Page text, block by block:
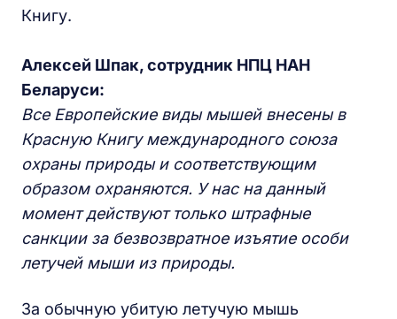
Книгу.
Алексей Шпак, сотрудник НПЦ НАН
Беларуси:
Все Европейские виды мышей внесены в
Красную Книгу международного союза
охраны природы и соответствующим
образом охраняются. У нас на данный
момент действуют только штрафные
санкции за безвозвратное изъятие особи
летучей мыши из природы.
За обычную убитую летучую мышь